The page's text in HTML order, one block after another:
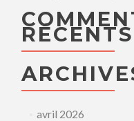
RÉCENTS
avril 2026